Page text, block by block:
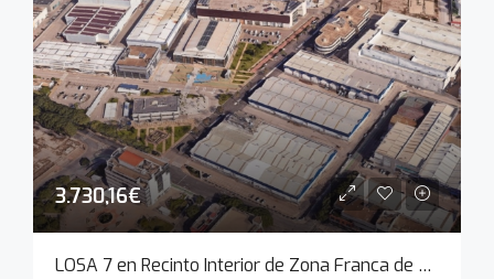
3.730,16€
LOSA 7 en Recinto Interior de Zona Franca de Cádiz